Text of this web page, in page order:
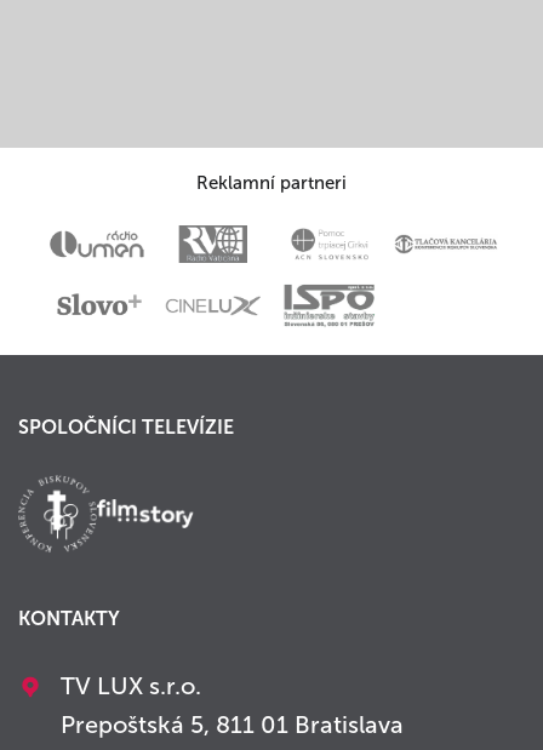
Reklamní partneri
SPOLOČNÍCI TELEVÍZIE
KONTAKTY
TV LUX s.r.o.
Prepoštská 5, 811 01 Bratislava